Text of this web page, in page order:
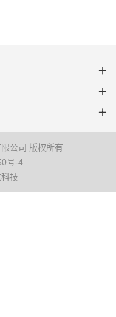
公司 版权所有
号-4
技